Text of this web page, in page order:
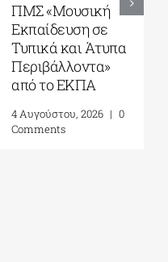
ΠΜΣ «Μουσική
Εκπαίδευση σε
Τυπικά και Άτυπα
Περιβάλλοντα»
από το ΕΚΠΑ
4 Αυγούστου, 2026 | 0
Comments